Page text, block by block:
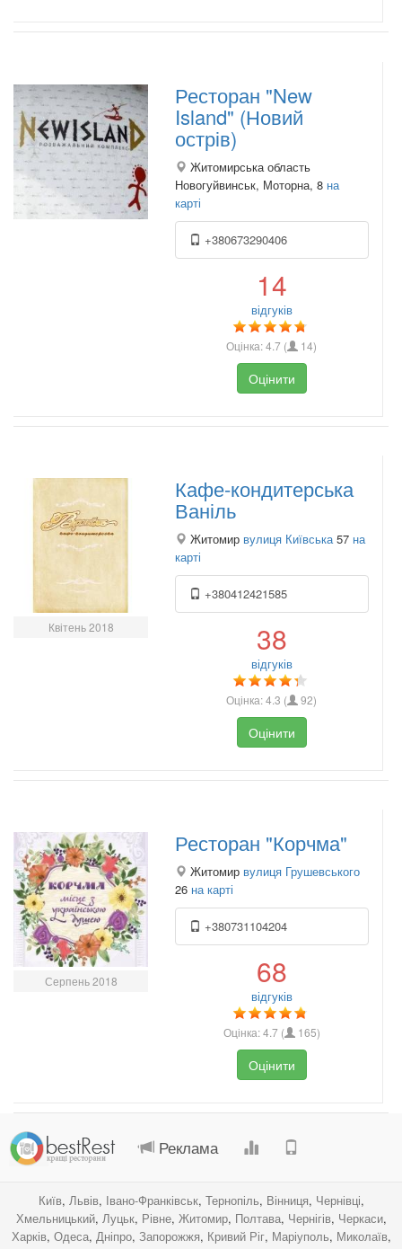
Ресторан "New
Island" (Новий
острів)
Житомирська область
Новогуйвинськ, Моторна, 8 на
карті
+380673290406
14
відгуків
Оцінка:4.7 ( 14)
Оцінити
Квітень 2018
Кафе-кондитерська
Ваніль
Житомир вулиця Київська57 на
карті
+380412421585
38
відгуків
Оцінка:4.3 ( 92)
Оцінити
Серпень 2018
Ресторан "Корчма"
Житомир вулиця Грушевського
26 на карті
+380731104204
68
відгуків
Оцінка:4.7 ( 165)
Оцінити
Реклама
Київ, Львів, Івано-Франківськ, Тернопіль, Вінниця, Чернівці,
Хмельницький, Луцьк, Рівне, Житомир, Полтава, Чернігів, Черкаси,
Харків, Одеса, Дніпро, Запорожжя, Кривий Ріг, Маріуполь, Миколаїв,